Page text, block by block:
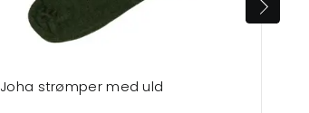
Joha strømper med uld